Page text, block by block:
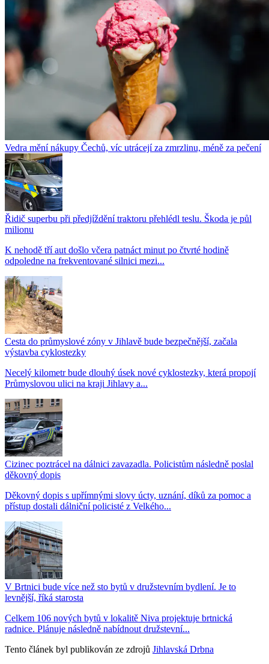
Vedra mění nákupy Čechů, víc utrácejí za zmrzlinu, méně za pečení
Řidič superbu při předjíždění traktoru přehlédl teslu. Škoda je půl
milionu
K nehodě tří aut došlo včera patnáct minut po čtvrté hodině
odpoledne na frekventované silnici mezi...
Cesta do průmyslové zóny v Jihlavě bude bezpečnější, začala
výstavba cyklostezky
Necelý kilometr bude dlouhý úsek nové cyklostezky, která propojí
Průmyslovou ulici na kraji Jihlavy a...
Cizinec poztrácel na dálnici zavazadla. Policistům následně poslal
děkovný dopis
Děkovný dopis s upřímnými slovy úcty, uznání, díků za pomoc a
přístup dostali dálniční policisté z Velkého...
V Brtnici bude více než sto bytů v družstevním bydlení. Je to
levnější, říká starosta
Celkem 106 nových bytů v lokalitě Niva projektuje brtnická
radnice. Plánuje následně nabídnout družstevní...
Tento článek byl publikován ze zdrojů Jihlavská Drbna